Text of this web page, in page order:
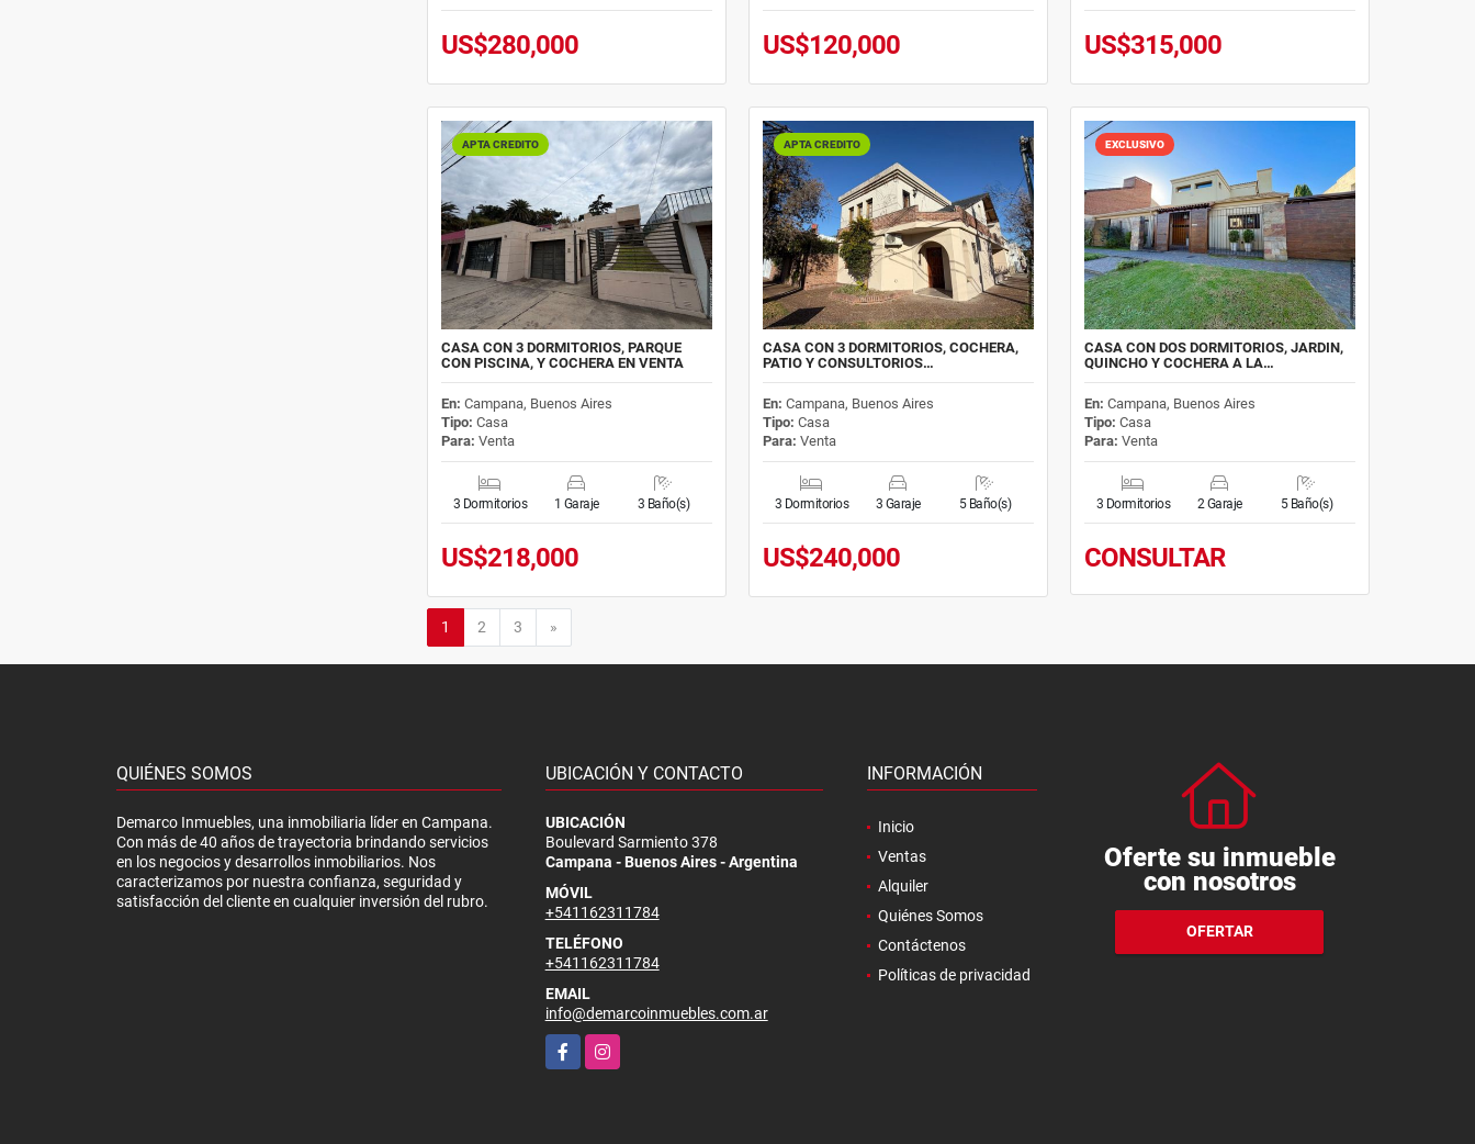
US$280,000 US$120,000 US$315,000
APTA CREDITO
CASA CON 3 DORMITORIOS, PARQUE
CON PISCINA, Y COCHERA EN VENTA
En: Campana, Buenos Aires
Tipo: Casa
Para: Venta
3 Dormitorios 1 Garaje 3 Baño(s)
US$218,000
APTA CREDITO
CASA CON 3 DORMITORIOS, COCHERA,
PATIO Y CONSULTORIOS…
En: Campana, Buenos Aires
Tipo: Casa
Para: Venta
3 Dormitorios 3 Garaje 5 Baño(s)
US$240,000
EXCLUSIVO
CASA CON DOS DORMITORIOS, JARDIN,
QUINCHO Y COCHERA A LA…
En: Campana, Buenos Aires
Tipo: Casa
Para: Venta
3 Dormitorios 2 Garaje 5 Baño(s)
CONSULTAR
1 2 3 »
QUIÉNES SOMOS
Demarco Inmuebles, una inmobiliaria líder en Campana.
Con más de 40 años de trayectoria brindando servicios
en los negocios y desarrollos inmobiliarios. Nos
caracterizamos por nuestra confianza, seguridad y
satisfacción del cliente en cualquier inversión del rubro.
UBICACIÓN Y CONTACTO
UBICACIÓN
Boulevard Sarmiento 378
Campana - Buenos Aires - Argentina
MÓVIL
+541162311784
TELÉFONO
+541162311784
EMAIL
info@demarcoinmuebles.com.ar
FacebookInstagram
INFORMACIÓN
Inicio
Ventas
Alquiler
Quiénes Somos
Contáctenos
Políticas de privacidad
Oferte su inmueble
con nosotros
OFERTAR